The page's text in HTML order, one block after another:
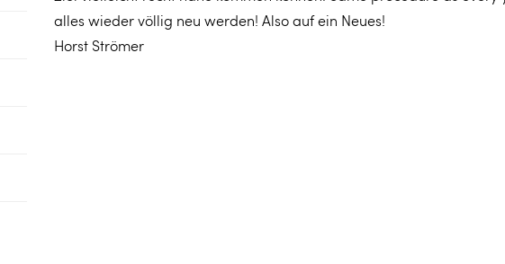
alles wieder völlig neu werden! Also auf ein Neues!
Horst Strömer